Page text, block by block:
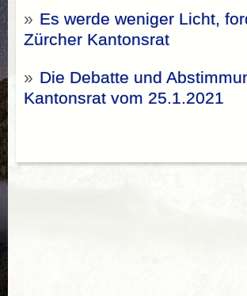
» Es werde weniger Licht,
Zürcher Kantonsrat
» Die Debatte und
Kantonsrat vom 25.1.2021